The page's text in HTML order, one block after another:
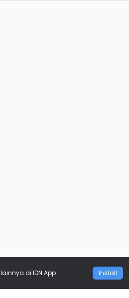
lainnya di IDN App Install